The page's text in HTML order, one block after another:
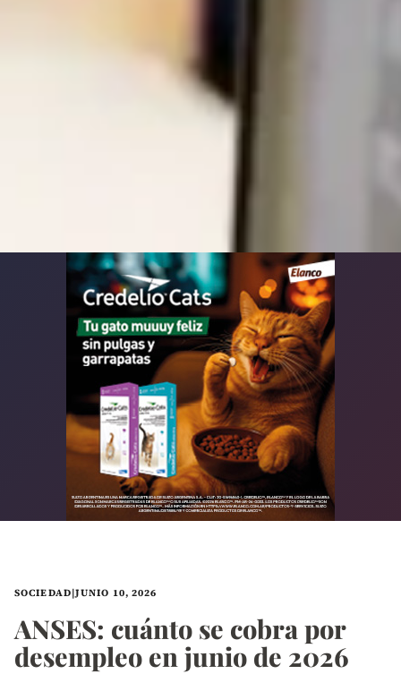
SOCIEDAD|JUNIO 10, 2026
ANSES: cuánto se cobra por
desempleo en junio de 2026